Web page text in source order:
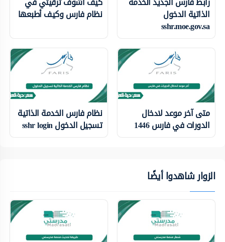
الذاتية الدخول
sshr.moe.gov.sa
نظام فارس وكيف أطبعها
متى آخر موعد لادخال
الدورات في فارس 1446
نظام فارس الخدمة الذاتية
تسجيل الدخول sshr login
الزوار شاهدوا أيضًا